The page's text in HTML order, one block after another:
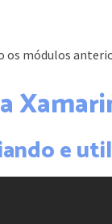
os módulos
e